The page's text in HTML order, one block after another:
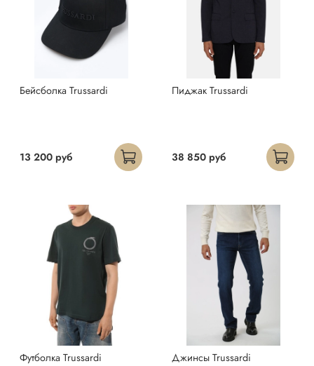
Бейсболка Trussardi
13 200 руб
Пиджак Trussardi
38 850 руб
Футболка Trussardi Джинсы Trussardi